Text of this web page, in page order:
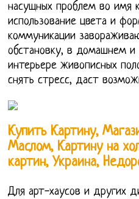
насущных проблем во имя
использование цвета и
коммуникации
обстановку, в домашнем и
интерьере живописных
снять стресс, даст
Купить Картину,
Маслом, Картину на
картин, Украина,
Для арт-хаусов и других